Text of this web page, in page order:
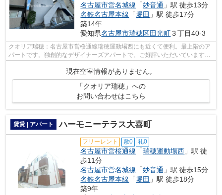
名古屋市営名城線 「妙音通 」駅 徒歩13分
名鉄名古屋本線 「堀田 」駅 徒歩17分
築14年
愛知県名古屋市瑞穂区田光町３丁目40-3
クオリア瑞穂：名古屋市営桜通線瑞穂運動場西にも近くて便利。最上階のア
パートです。独創的なデザイナーズアパートで、ご好評いただいています。
こちらの物件はアパートです。名古屋...
現在空室情報がありません。
「クオリア瑞穂」への
お問い合わせはこちら
賃貸 | アパート ハーモニーテラス大喜町
フリーレント 敷0 礼0
名古屋市営桜通線 「瑞穂運動場西 」駅 徒
歩11分
名古屋市営名城線 「妙音通 」駅 徒歩15分
名鉄名古屋本線 「堀田 」駅 徒歩18分
築9年